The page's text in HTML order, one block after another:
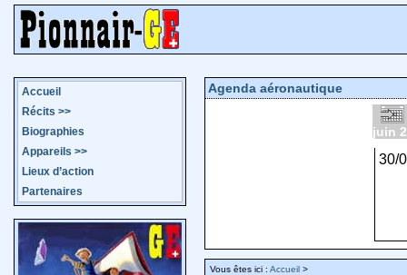
Accueil
Récits >>
Biographies
Appareils >>
Lieux d’action
Partenaires
Agenda aéronautique
juin
30/
Vous êtes ici : Accueil >